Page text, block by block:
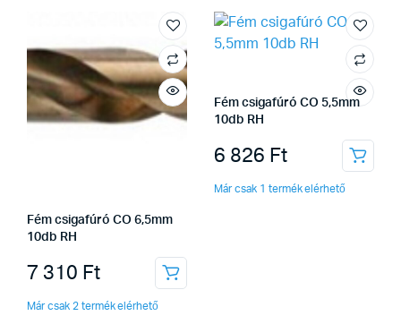
Fém csigafúró CO 6,5mm
10db RH
7 310 Ft
Már csak 2 termék elérhető
Fém csigafúró CO 5,5mm
10db RH
6 826 Ft
Már csak 1 termék elérhető